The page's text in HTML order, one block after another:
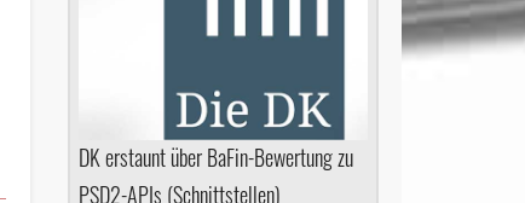
DK erstaunt über BaFin-Bewertung zu
PSD2-APIs (Schnittstellen)